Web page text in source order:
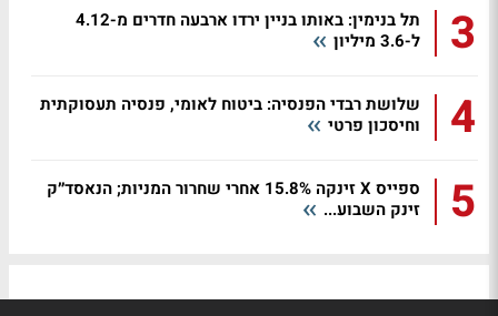
3
תל בנימין: באותו בניין ירדו ארבעה חדרים מ-4.12
ל-3.6 מיליון
4
שלושת רבדי הפנסיה: ביטוח לאומי, פנסיה תעסוקתית
וחיסכון פרטי
5
ספייס X זינקה 15.8% אחרי שחרור המניות; הנאסד״ק
זינק השבוע...